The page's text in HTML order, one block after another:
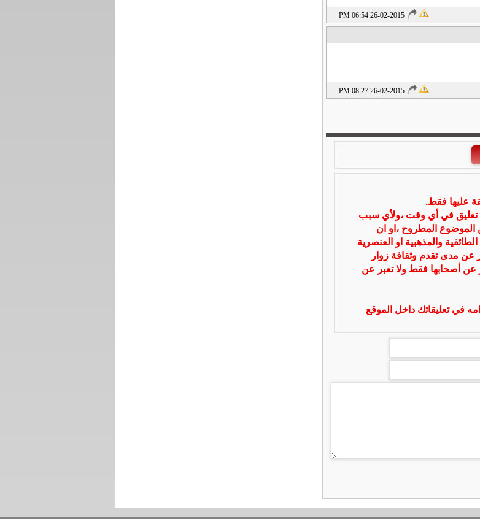
26-02-2015 06:54 PM
26-02-2015 08:27 PM
عليها فقط.
تعليق في أي وقت ،ولأي سبب
المطروح ،او ان
والمذهبية او العنصرية
عن مدى تقدم وثقافة زوار
عن أصحابها فقط ولا تعبر عن
في تعليقاتك داخل الموقع